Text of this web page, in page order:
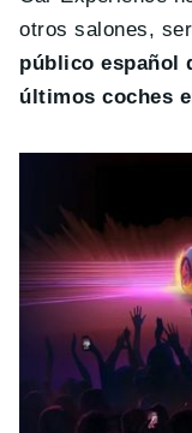
otros salones,
público español
últimos coches